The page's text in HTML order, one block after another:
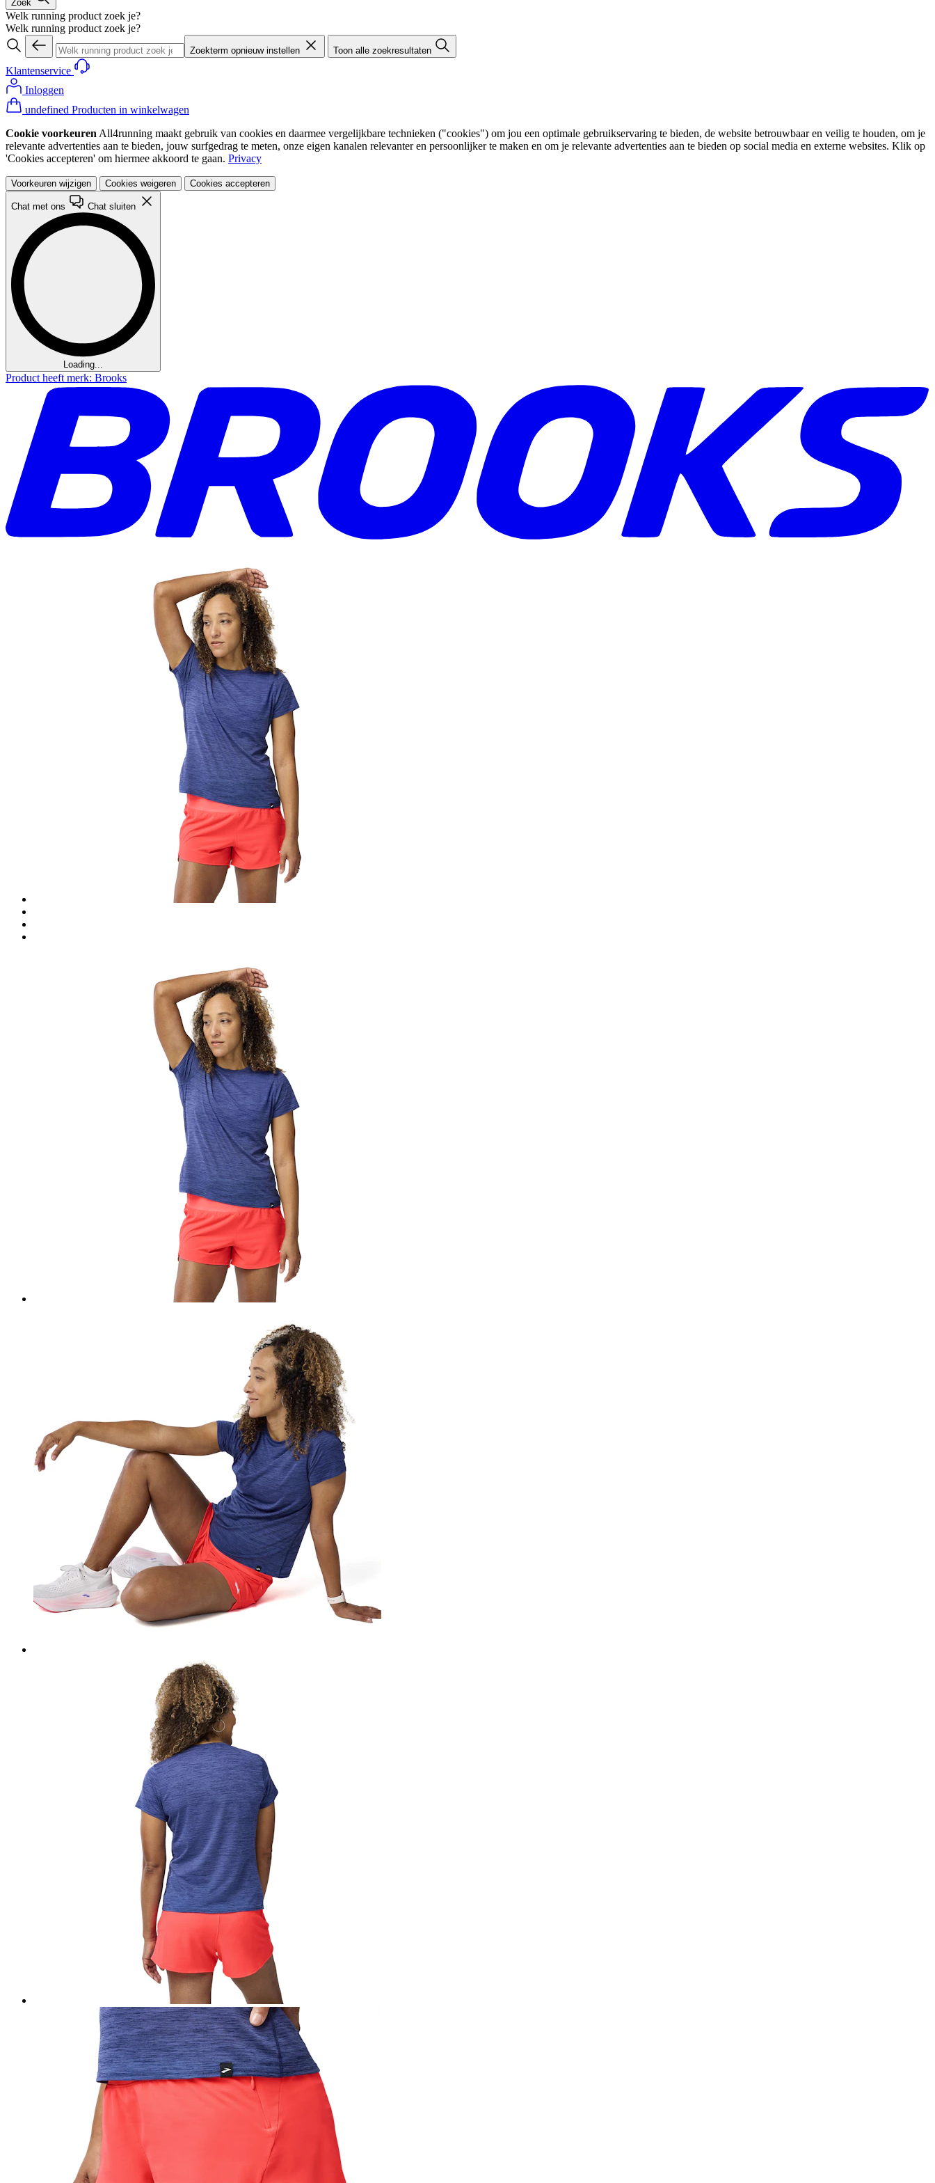
Zoek
Welk running product zoek je?
Welk running product zoek je?
Zoekterm opnieuw instellen Toon alle zoekresultaten
Klantenservice
Inloggen
undefined Producten in winkelwagen
Cookie voorkeuren All4running maakt gebruik van cookies en daarmee vergelijkbare technieken ("cookies") om jou een optimale gebruikservaring te bieden, de website betrouwbaar en veilig te houden, om je
relevante advertenties aan te bieden, jouw surfgedrag te meten, onze eigen kanalen relevanter en persoonlijker te maken en om je relevante advertenties aan te bieden op social media en externe websites. Klik op
'Cookies accepteren' om hiermee akkoord te gaan. Privacy
Voorkeuren wijzigen Cookies weigeren Cookies accepteren
Chat met ons Chat sluiten
Loading...
Product heeft merk: Brooks